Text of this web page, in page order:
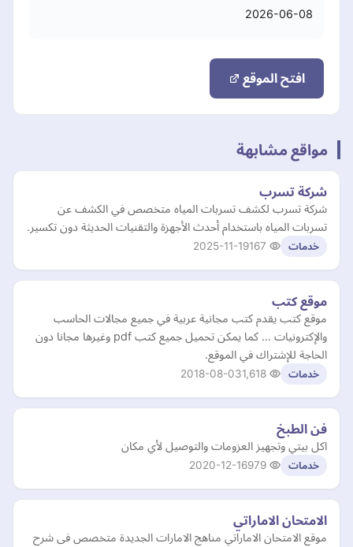
2026-06-08
افتح الموقع
مواقع مشابهة
شركة تسرب
شركة تسرب لكشف تسربات المياه متخصص في الكشف عن
تسربات المياه باستخدام أحدث الأجهزة والتقنيات الحديثة دون تكسير.
خدمات 2025-11-19
موقع كتب
موقع كتب يقدم كتب مجانية عربية في جميع مجالات الحاسب
والإكترونيات ... كما يمكن تحميل جميع كتب pdf وغيرها مجانا دون
الحاجة للإشتراك في الموقع.
خدمات 2018-08-03
فن الطبخ
اكل بيتي وتجهيز العزومات والتوصيل لأي مكان
خدمات 2020-12-16
الامتحان الاماراتي
موقع الامتحان الاماراتي مناهج الامارات الجديدة متخصص فى شرح